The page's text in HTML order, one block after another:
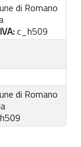
di Romano
c_h509
di Romano